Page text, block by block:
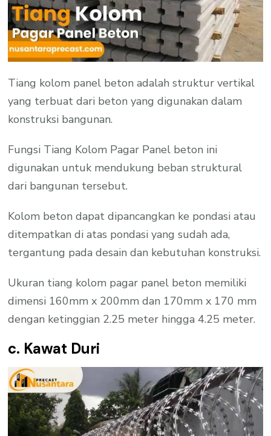
Tiang kolom panel beton adalah struktur vertikal
yang terbuat dari beton yang digunakan dalam
konstruksi bangunan.
Fungsi Tiang Kolom Pagar Panel beton ini
digunakan untuk mendukung beban struktural
dari bangunan tersebut.
Kolom beton dapat dipancangkan ke pondasi atau
ditempatkan di atas pondasi yang sudah ada,
tergantung pada desain dan kebutuhan konstruksi.
Ukuran tiang kolom pagar panel beton memiliki
dimensi 160mm x 200mm dan 170mm x 170 mm
dengan ketinggian 2.25 meter hingga 4.25 meter.
c. Kawat Duri